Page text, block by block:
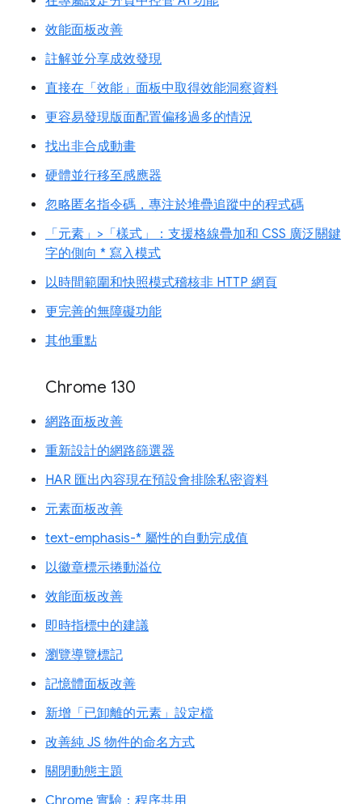
效能面板改善
註解並分享成效發現
直接在「效能」面板中取得效能洞察資料
更容易發現版面配置偏移過多的情況
找出非合成動畫
硬體並行移至感應器
忽略匿名指令碼，專注於堆疊追蹤中的程式碼
「元素」>「樣式」：支援格線疊加和 CSS 廣泛關鍵
字的側向 * 寫入模式
以時間範圍和快照模式稽核非 HTTP 網頁
更完善的無障礙功能
其他重點
Chrome 130
網路面板改善
重新設計的網路篩選器
HAR 匯出內容現在預設會排除私密資料
元素面板改善
text-emphasis-* 屬性的自動完成值
以徽章標示捲動溢位
效能面板改善
即時指標中的建議
瀏覽導覽標記
記憶體面板改善
新增「已卸離的元素」設定檔
改善純 JS 物件的命名方式
關閉動態主題
Chrome 實驗：程序共用